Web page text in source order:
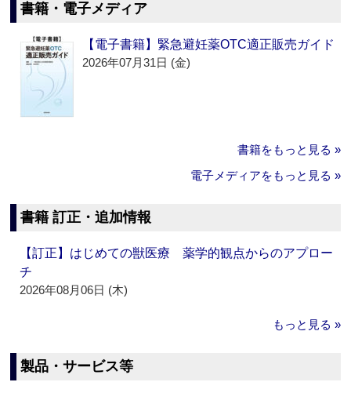
書籍・電子メディア
【電子書籍】緊急避妊薬OTC適正販売ガイド
2026年07月31日 (金)
書籍をもっと見る »
電子メディアをもっと見る »
書籍 訂正・追加情報
【訂正】はじめての獣医療 薬学的観点からのアプロー
チ
2026年08月06日 (木)
もっと見る »
製品・サービス等